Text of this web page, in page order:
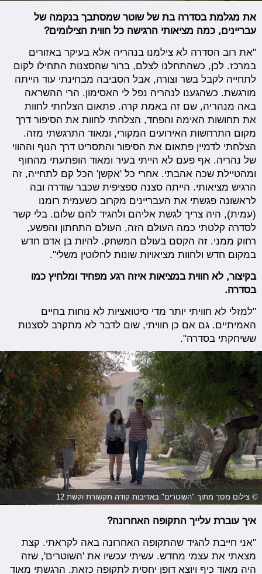
את מגלמת בסדרה בת של שוטר שמסתבך בנקמה של
עבריינים, כמה מציאותי הרגישה כל חווית הצילומים?
"את רוב הסדרה לא צילמנו בנהריה אלא בעיקר באזורים
במרכז. לכן, כשהתחלנו לצלם, ברור שהסצנות התחילו לקום
לתחייה לקבל בשר וצורה, אבל הסביבה מבחינתי עוד הייתה
מורגשת. כשהגענו לנהריה נפל לי האסימון. הרי ההשראה
באה מנהריה, שם זה באמת קרה. פתאום הצלחתי לחוות
את תחושות האימה והפחד, הצלחתי לחוות את הסיפור דרך
מקום התרחשות האירועים המקורי, ומאוד התרגשתי מזה.
הצלחתי לדמיין פתאום את הסיפור והתסריט דרך הנוף וההווי
של נהריה. אף פעם לא הייתי בעיר ומאוד הופתעתי מהחוף
ומהטיילת שכה אהבתי. אחרי כל 'אקשן' הכל קם לתחייה, זה
הרגיש מציאותי. הייתה סצנה ספציפית שכבר שודרה ובה
לראשונה פגשתי את העבריינים מקרוב כשעמית רומנו
(עמית), היה צריך לגשת אליהם ולהגיד להם שלום. בלי קשר
לסדרה קלטתי כמה העולם הזה, העולם התחתון והפשע,
רחוק ממני. זה הקסם בעולם המשחק. להיות בן אדם חדש
במקום חדש ולחוות מציאויות שונות לחלוטין משלי".
בקיצור, לא חווית במציאות איזה רגע מפחיד ומלחיץ כמו
בסדרה.
"למזלי לא חוויתי יותר מדי סיטואציות לא נוחות בחיים
האמיתיים. גם אם כן חוויתי, שום לדבר לא מתקרב לסצנות
ששיחקתי בסדרה".
© צילום מסך מתוך "השוטרים" באדיבות קודה תקשורת וקשת 12
איך עוברת עלייך התקופה האחרונה?
"אני חייבת להגיד שהתקופה האחרונה באה לקראתי. קצת
מצאתי את עצמי מחדש. עשיתי עכשיו את 'השוטרים', שזה
היה מאוד כיף ויוצא דופן יחסית לתקופה כזאת. הרגשתי מאוד